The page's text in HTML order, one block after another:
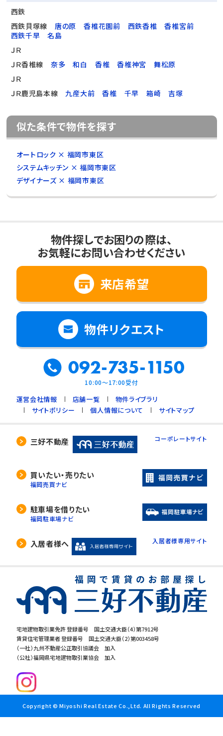
西鉄
西鉄貝塚線
唐の原 香椎花園前 西鉄香椎
香椎宮前
西鉄千早
名島
ＪＲ
ＪＲ香椎線
奈多 和白 香椎 香椎神宮
舞松原
ＪＲ
ＪＲ鹿児島本線
九産大前 香椎 千早 箱崎 吉塚
似た条件で物件を探す
オートロック × 福岡市東区
システムキッチン × 福岡市東区
デザイナーズ × 福岡市東区
宅地建物取引業免許 登録番号 国土交通大臣（4）第7912号
賃貸住宅管理業者 登録番号 国土交通大臣（2）第003458号
（一社）九州不動産公正取引協議会 加入
（公社）福岡県宅地建物取引業協会 加入
物件探しでお困りの際は、
お気軽にお問い合わせください
来店希望
物件リクエスト
092-735-1150
10:00～17:00受付
運営会社情報 店舗一覧
物件ライブラリ
サイトポリシー
個人情報について サイトマップ
三好不動産 コーポレートサイト
買いたい・売りたい
福岡売買ナビ
駐車場を借りたい
福岡駐車場ナビ
入居者様へ 入居者様専用サイト
Copyright © Miyoshi Real Estate Co.,Ltd. All Rights Reserved